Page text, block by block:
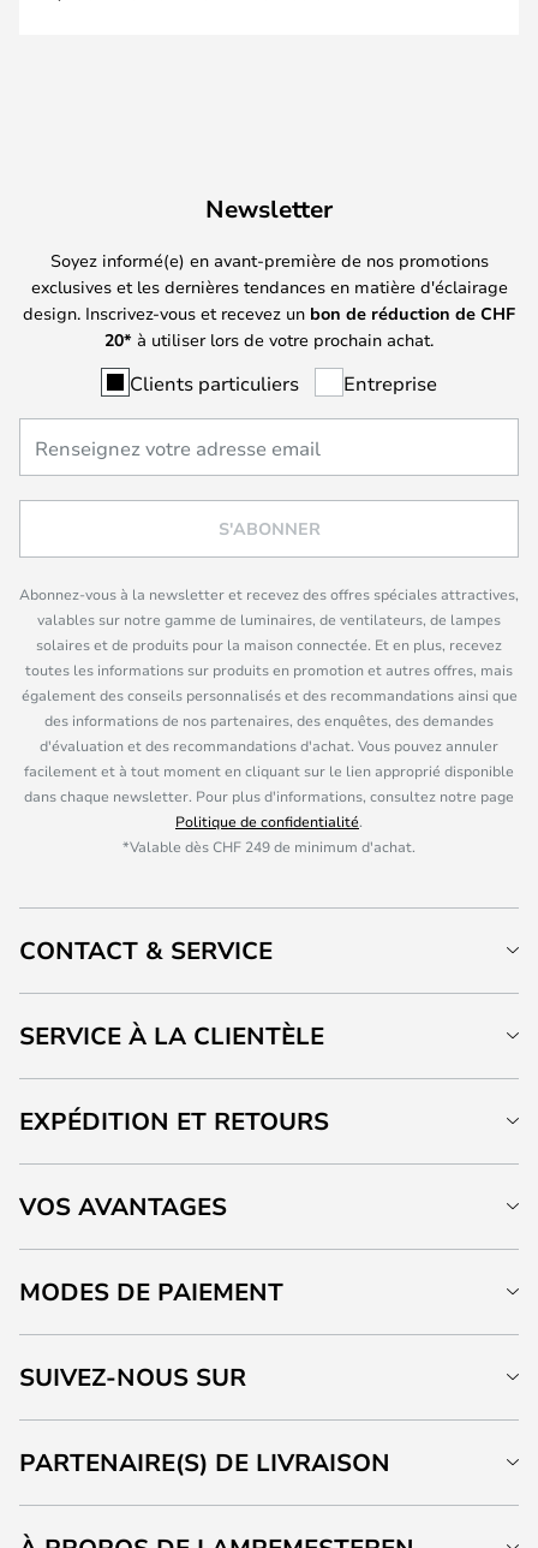
Newsletter
Soyez informé(e) en avant-première de nos promotions
exclusives et les dernières tendances en matière d'éclairage
design. Inscrivez-vous et recevez un bon de réduction de CHF
20* à utiliser lors de votre prochain achat.
Clients particuliers Entreprise
S'ABONNER
Abonnez-vous à la newsletter et recevez des offres spéciales attractives,
valables sur notre gamme de luminaires, de ventilateurs, de lampes
solaires et de produits pour la maison connectée. Et en plus, recevez
toutes les informations sur produits en promotion et autres offres, mais
également des conseils personnalisés et des recommandations ainsi que
des informations de nos partenaires, des enquêtes, des demandes
d'évaluation et des recommandations d'achat. Vous pouvez annuler
facilement et à tout moment en cliquant sur le lien approprié disponible
dans chaque newsletter. Pour plus d'informations, consultez notre page
Politique de confidentialité.
*Valable dès CHF 249 de minimum d'achat.
CONTACT & SERVICE
SERVICE À LA CLIENTÈLE
EXPÉDITION ET RETOURS
VOS AVANTAGES
MODES DE PAIEMENT
SUIVEZ-NOUS SUR
PARTENAIRE(S) DE LIVRAISON